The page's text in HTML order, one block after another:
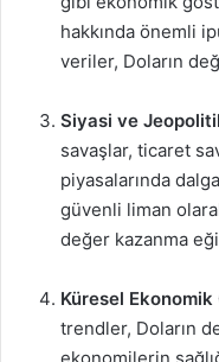
hakkında önemli
veriler, Doların
Siyasi ve
savaşlar, ticaret
piyasalarında
güvenli liman
değer kazanma
Küresel
trendler, Doların